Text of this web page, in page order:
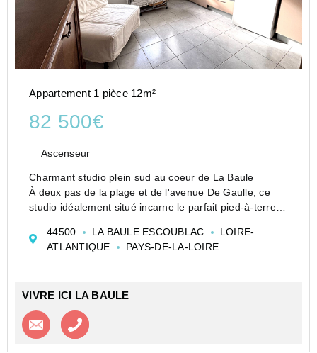
Appartement 1 pièce 12m²
82 500€
Ascenseur
Charmant studio plein sud au coeur de La Baule
À deux pas de la plage et de l'avenue De Gaulle, ce
studio idéalement situé incarne le parfait pied-à-terre
sécurisée récemment ravalée, il bénéfi...
44500 LA BAULE ESCOUBLAC
LOIRE-
ATLANTIQUE
PAYS-DE-LA-LOIRE
VIVRE ICI LA BAULE
Contacter l'agence